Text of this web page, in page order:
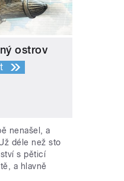
ostrov
nenašel, a
déle než sto
s pěticí
a hlavně